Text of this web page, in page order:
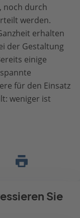
noch durch
werden.
erhalten
der Gestaltung
einige
für den Einsatz
weniger ist
Sie